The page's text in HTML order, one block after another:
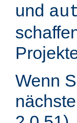
und
Wenn